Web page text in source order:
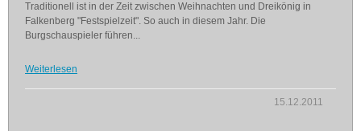
Traditionell ist in der Zeit zwischen Weihnachten und Dreikönig in
Falkenberg "Festspielzeit". So auch in diesem Jahr. Die
Burgschauspieler führen...
Weiterlesen
15.12.2011